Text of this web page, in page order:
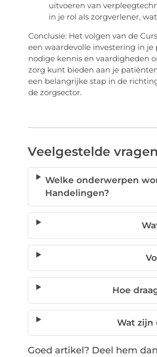
uitvoeren van
in je rol als zorgverlener,
Conclusie: Het volgen van de
een waardevolle investering in je
nodige kennis en vaardigheden
zorg kunt bieden aan je
een belangrijke stap in de
de zorgsector.
Veelgestelde vragen
Welke onderwerpen
Handelingen?
Hoe
Wat zijn
Goed artikel? Deel hem